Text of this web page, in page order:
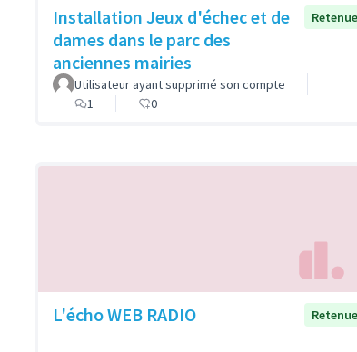
Installation Jeux d'échec et de
dames dans le parc des
anciennes mairies
Retenue
Utilisateur ayant supprimé son compte
1
0
L'écho WEB RADIO Retenue